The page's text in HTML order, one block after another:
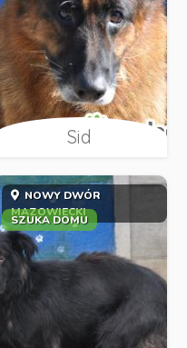
Sid
NOWY DWÓR
MAZOWIECKI
SZUKA DOMU